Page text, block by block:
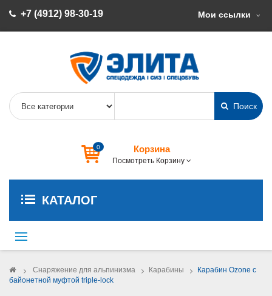
+7 (4912) 98-30-19 Мои ссылки
Поиск
0 Корзина
Посмотреть Корзину
КАТАЛОГ
Переключить
навигации
> Снаряжение для альпинизма > Карабины >
Карабин Ozone с
байонетной муфтой triple-lock